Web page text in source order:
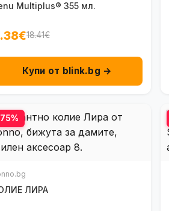
Multiplus® 355 мл.
18.41€
Купи от blink.bg →
ЛИРА